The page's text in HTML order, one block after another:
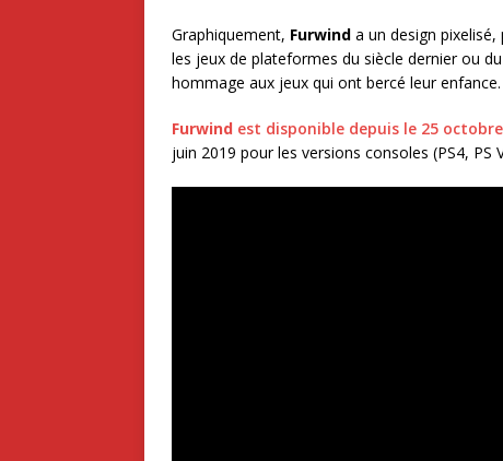
Graphiquement, Furwind a un design
les jeux de plateformes du siècle dernier ou
hommage aux jeux qui ont bercé leur enfance.
Furwind est disponible depuis le 25
juin 2019 pour les versions consoles (PS4, PS